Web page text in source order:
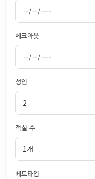
체크아웃
성인
객실 수
베드타입